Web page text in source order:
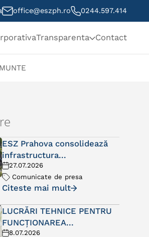
office@eszph.ro 0244.597.414
Transparenta Contact
ESZ Prahova consolidează
infrastructura...
27.07.2026
Comunicate de presa
Citeste mai mult
LUCRĂRI TEHNICE PENTRU
FUNCȚIONAREA...
8.07.2026